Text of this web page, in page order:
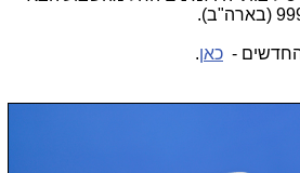
- כאן.